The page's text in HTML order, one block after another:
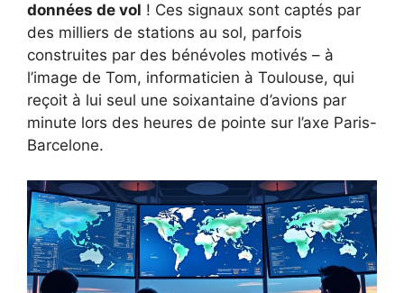
données de vol ! Ces signaux sont captés par
des milliers de stations au sol, parfois
construites par des bénévoles motivés – à
l’image de Tom, informaticien à Toulouse, qui
reçoit à lui seul une soixantaine d’avions par
minute lors des heures de pointe sur l’axe Paris-
Barcelone.